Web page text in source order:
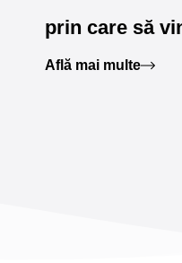
prin care să
Află mai multe